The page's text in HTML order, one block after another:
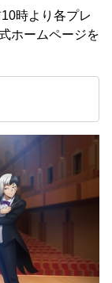
時より各プレ
ホームページを